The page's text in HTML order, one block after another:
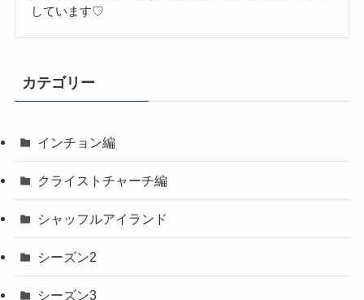
しています♡
カテゴリー
インチョン編
クライストチャーチ編
シャッフルアイランド
シーズン2
シーズン3